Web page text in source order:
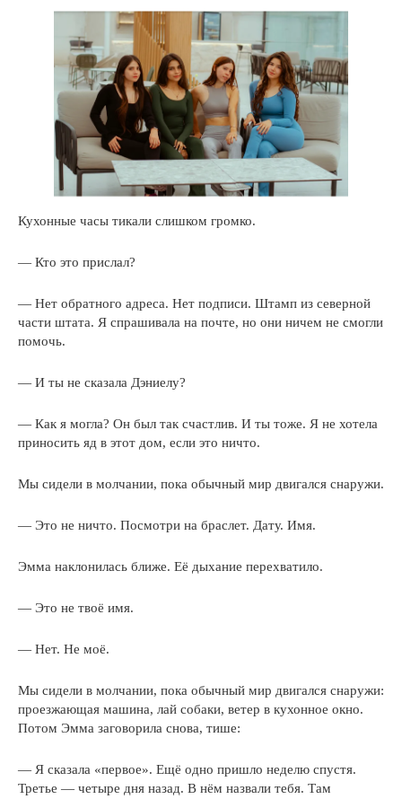
Кухонные часы тикали слишком громко.
— Кто это прислал?
— Нет обратного адреса. Нет подписи. Штамп из северной
части штата. Я спрашивала на почте, но они ничем не смогли
помочь.
— И ты не сказала Дэниелу?
— Как я могла? Он был так счастлив. И ты тоже. Я не хотела
приносить яд в этот дом, если это ничто.
Мы сидели в молчании, пока обычный мир двигался снаружи.
— Это не ничто. Посмотри на браслет. Дату. Имя.
Эмма наклонилась ближе. Её дыхание перехватило.
— Это не твоё имя.
— Нет. Не моё.
Мы сидели в молчании, пока обычный мир двигался снаружи:
проезжающая машина, лай собаки, ветер в кухонное окно.
Потом Эмма заговорила снова, тише:
— Я сказала «первое». Ещё одно пришло неделю спустя.
Третье — четыре дня назад. В нём назвали тебя. Там